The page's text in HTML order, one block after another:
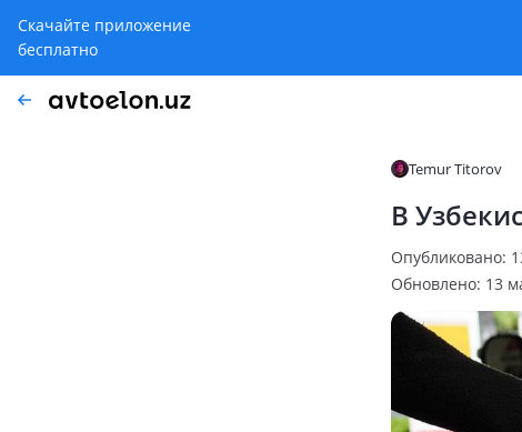
Скачайте приложение
бесплатно
Temur Titorov
В
Опубликовано:
Обновлено: 13